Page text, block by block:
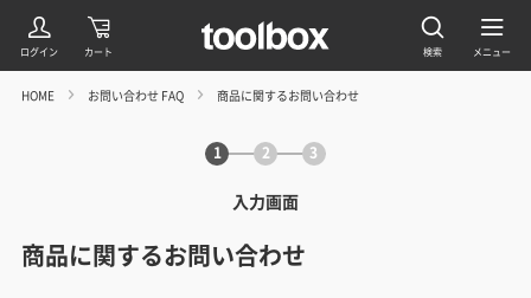
HOME お問い合わせ FAQ 商品に関するお問い合わせ
1 2 3
入力画面
商品に関するお問い合わせ